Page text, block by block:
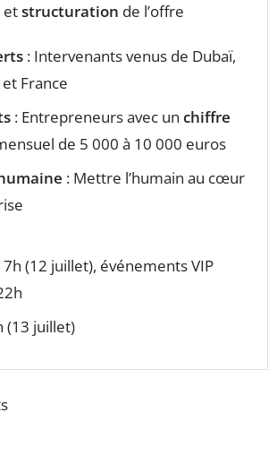
etstructuration de l’offre
: Intervenants venus de Dubaï,
France
: Entrepreneurs avec un chiffre
de 5 000 à 10 000 euros
: Mettre l’humain au cœur
(12 juillet), événements VIP
(13 juillet)